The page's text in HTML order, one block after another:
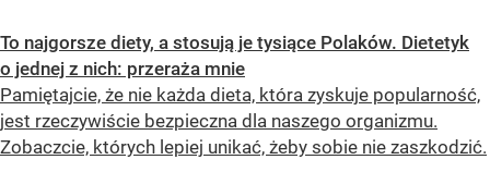
To najgorsze diety, a stosują je tysiące Polaków. Dietetyk
o jednej z nich: przeraża mnie
Pamiętajcie, że nie każda dieta, która zyskuje popularność,
jest rzeczywiście bezpieczna dla naszego organizmu.
Zobaczcie, których lepiej unikać, żeby sobie nie zaszkodzić.